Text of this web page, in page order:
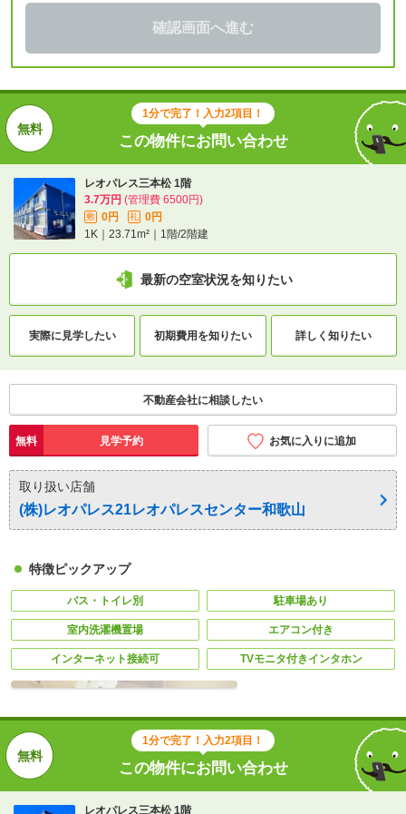
確認画面へ進む
1分で完了！入力2項目！
この物件にお問い合わせ
レオパレス三本松 1階
3.7万円 (管理費 6500円)
敷 0円 礼
0円
1K｜23.71m²｜1階/2階建
最新の空室状況を知りたい
実際に見学したい 初期費用を知りたい 詳しく知りたい
不動産会社に相談したい
無料 見学予約 お気に入りに追加
取り扱い店舗
(株)レオパレス21レオパレスセンター和歌山
特徴ピックアップ
バス・トイレ別 駐車場あり
室内洗濯機置場 エアコン付き
インターネット接続可 TVモニタ付きインタホン
1分で完了！入力2項目！
この物件にお問い合わせ
レオパレス三本松 1階